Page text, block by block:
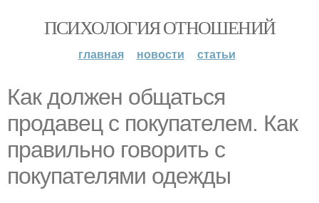
ПСИХОЛОГИЯ ОТНОШЕНИЙ
главная новости статьи
Как должен общаться
продавец с покупателем. Как
правильно говорить с
покупателями одежды